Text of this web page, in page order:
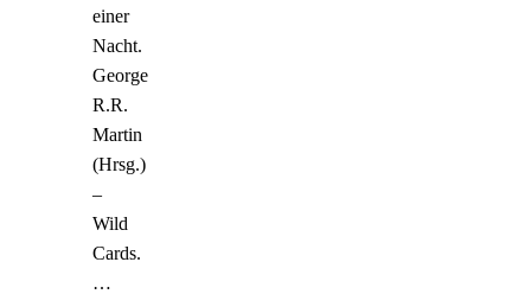
einer
Nacht.
George
R.R.
Martin
(Hrsg.)
–
Wild
Cards.
…